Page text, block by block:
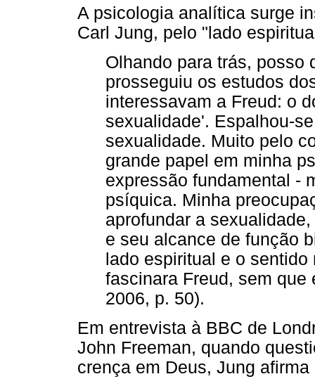
A psicologia analítica surge
Carl Jung, pelo "lado
Olhando para trás, posso
prosseguiu os estudos
interessavam a Freud: o
sexualidade'. Espalhou-
sexualidade. Muito pelo
grande papel em minha
expressão fundamental -
psíquica. Minha
aprofundar a
e seu alcance de função
lado espiritual e o
fascinara Freud, sem que
2006, p. 50).
Em entrevista à BBC de
John Freeman, quando
crença em Deus, Jung